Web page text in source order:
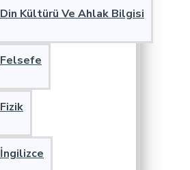
Din Kültürü Ve Ahlak Bilgisi
Felsefe
Fizik
İngilizce